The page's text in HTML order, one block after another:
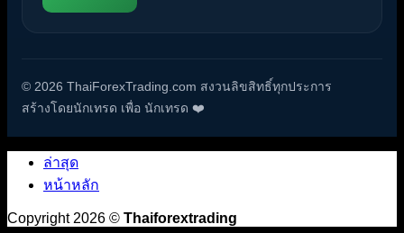
© 2026 ThaiForexTrading.com สงวนลิขสิทธิ์ทุกประการ
สร้างโดยนักเทรด เพื่อ นักเทรด ❤️
ล่าสุด
หน้าหลัก
Copyright 2026 © Thaiforextrading